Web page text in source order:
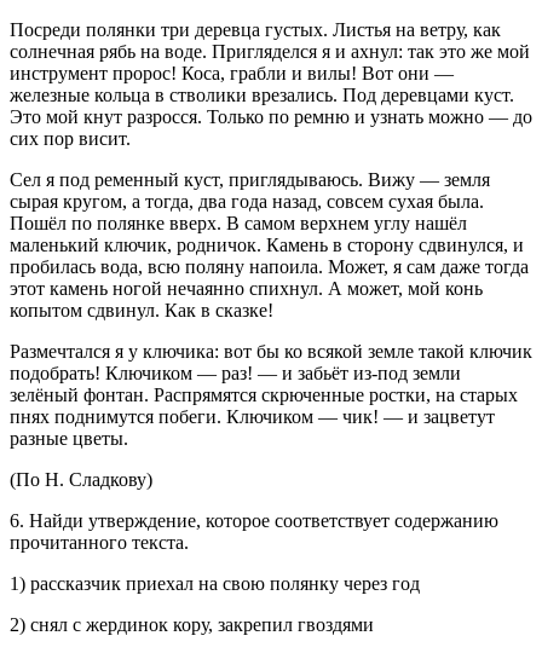
Посреди полянки три деревца густых. Листья на ветру, как
солнечная рябь на воде. Пригляделся я и ахнул: так это же мой
инструмент пророс! Коса, грабли и вилы! Вот они —
железные кольца в стволики врезались. Под деревцами куст.
Это мой кнут разросся. Только по ремню и узнать можно — до
сих пор висит.
Сел я под ременный куст, приглядываюсь. Вижу — земля
сырая кругом, а тогда, два года назад, совсем сухая была.
Пошёл по полянке вверх. В самом верхнем углу нашёл
маленький ключик, родничок. Камень в сторону сдвинулся, и
пробилась вода, всю поляну напоила. Может, я сам даже тогда
этот камень ногой нечаянно спихнул. А может, мой конь
копытом сдвинул. Как в сказке!
Размечтался я у ключика: вот бы ко всякой земле такой ключик
подобрать! Ключиком — раз! — и забьёт из-под земли
зелёный фонтан. Распрямятся скрюченные ростки, на старых
пнях поднимутся побеги. Ключиком — чик! — и зацветут
разные цветы.
(По Н. Сладкову)
6. Найди утверждение, которое соответствует содержанию
прочитанного текста.
1) рассказчик приехал на свою полянку через год
2) снял с жердинок кору, закрепил гвоздями